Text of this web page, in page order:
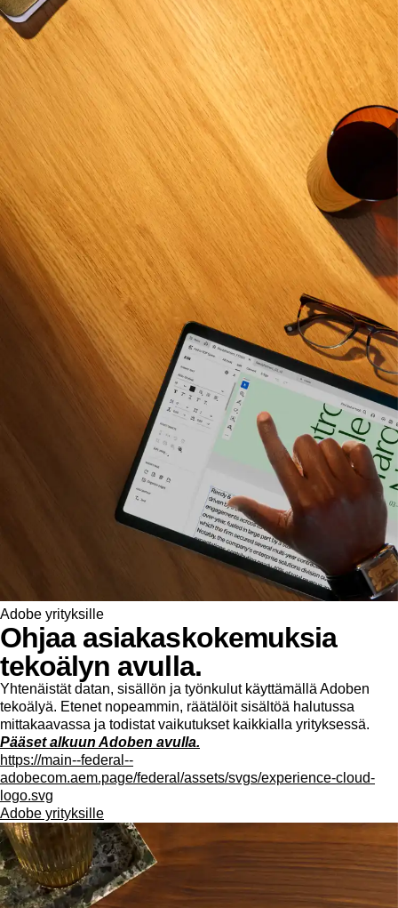
Adobe yrityksille
Ohjaa asiakaskokemuksia
tekoälyn avulla.
Yhtenäistät datan, sisällön ja työnkulut käyttämällä Adoben
tekoälyä. Etenet nopeammin, räätälöit sisältöä halutussa
mittakaavassa ja todistat vaikutukset kaikkialla yrityksessä.
Pääset alkuun Adoben avulla.
https://main--federal--
adobecom.aem.page/federal/assets/svgs/experience-cloud-
logo.svg
Adobe yrityksille